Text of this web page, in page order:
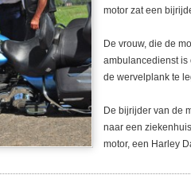
motor zat een
De vrouw, die de
ambulancedienst is
de wervelplank te
De bijrijder van de
naar een
motor, een Harley